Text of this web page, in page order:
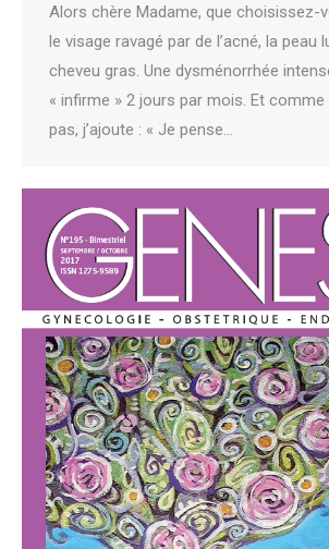
Alors chère Madame, que choisissez-
le visage ravagé par de l’acné, la peau
cheveu gras. Une dysménorrhée
« infirme » 2 jours par mois. Et comme
pas, j’ajoute : « Je pense…